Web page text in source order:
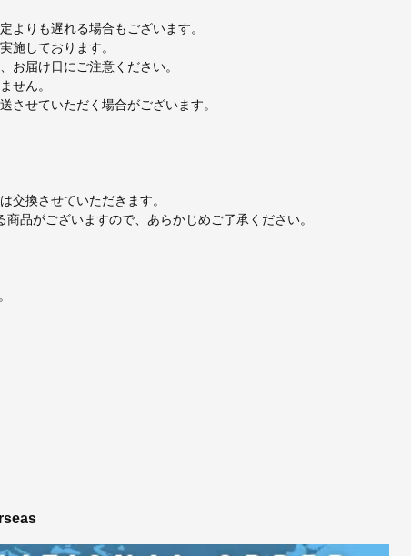
よりも遅れる場合もございます。
施しております。
届け日にご注意ください。
せん。
させていただく場合がございます。
交換させていただきます。
品がございますので、あらかじめご了承ください。